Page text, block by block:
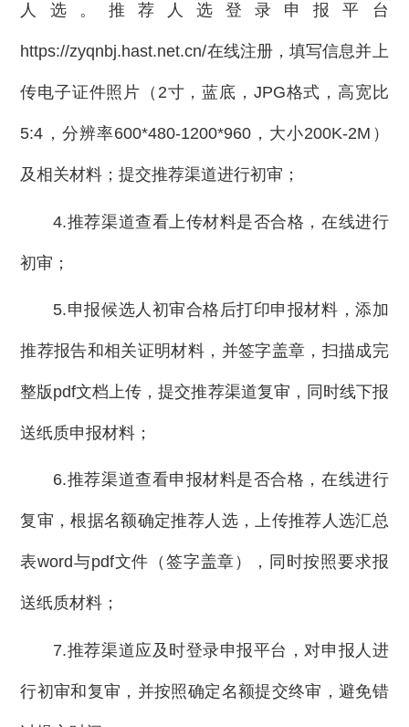
人选。推荐人选登录申报平台
https://zyqnbj.hast.net.cn/在线注册，填写信息并上
传电子证件照片（2寸，蓝底，JPG格式，高宽比
5:4，分辨率600*480-1200*960，大小200K-2M）
及相关材料；提交推荐渠道进行初审；
4.推荐渠道查看上传材料是否合格，在线进行
初审；
5.申报候选人初审合格后打印申报材料，添加
推荐报告和相关证明材料，并签字盖章，扫描成完
整版pdf文档上传，提交推荐渠道复审，同时线下报
送纸质申报材料；
6.推荐渠道查看申报材料是否合格，在线进行
复审，根据名额确定推荐人选，上传推荐人选汇总
表word与pdf文件（签字盖章），同时按照要求报
送纸质材料；
7.推荐渠道应及时登录申报平台，对申报人进
行初审和复审，并按照确定名额提交终审，避免错